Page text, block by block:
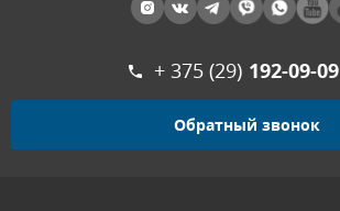
+ 375 (29) 192-09-09
Обратный звонок